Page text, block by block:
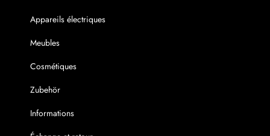
Appareils électriques
Meubles
Cosmétiques
Zubehör
Informations